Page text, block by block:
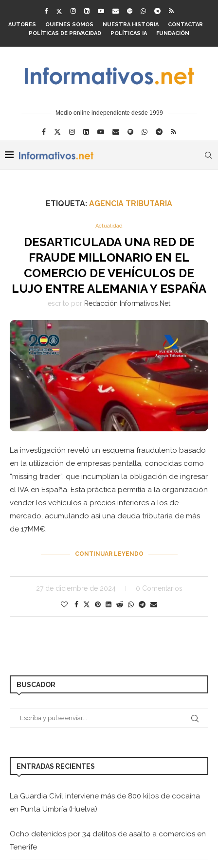
AUTORES QUIENES SOMOS NUESTRA HISTORIA
CONTACTAR
POLÍTICAS DE PRIVACIDAD
POLÍTICAS IA FUNDACIÓN
Medio online independiente desde 1999
ETIQUETA: AGENCIA TRIBUTARIA
Actualidad
DESARTICULADA UNA RED DE
FRAUDE MILLONARIO EN EL
COMERCIO DE VEHÍCULOS DE
LUJO ENTRE ALEMANIA Y ESPAÑA
escrito por Redacción Informativos.Net
La investigación reveló un esquema fraudulento basado
en la utilización de empresas pantalla, conocidas como
“missing trader”, que incumplían la obligación de ingresar
el IVA en España. Esta práctica permitía a la organización
vender los vehículos a precios inferiores a los de
mercado, acumulando así una deuda tributaria de más
de 17MM€.
CONTINUAR LEYENDO
27 de diciembre de 2024 0 Comentarios
BUSCADOR
ENTRADAS RECIENTES
La Guardia Civil interviene más de 800 kilos de cocaína
en Punta Umbría (Huelva)
Ocho detenidos por 34 delitos de asalto a comercios en
Tenerife